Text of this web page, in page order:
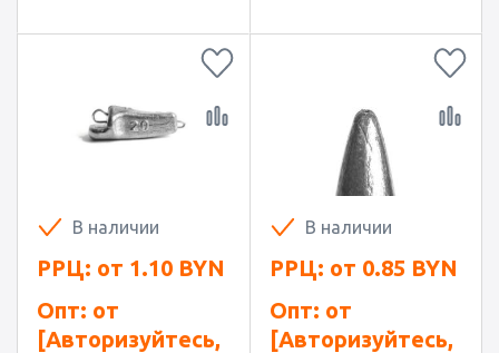
В наличии
РРЦ: от 1.10 BYN
Опт: от
[Авторизуйтесь,
В наличии
РРЦ: от 0.85 BYN
Опт: от
[Авторизуйтесь,